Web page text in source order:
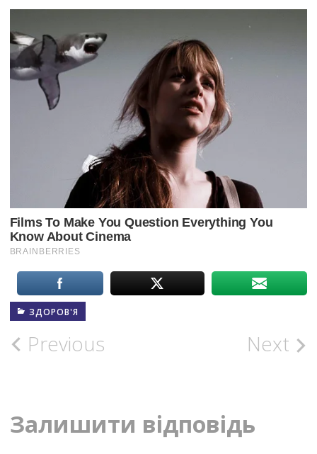
ЗДОРОВ'Я
Post
Previous Next
Залишити відповідь